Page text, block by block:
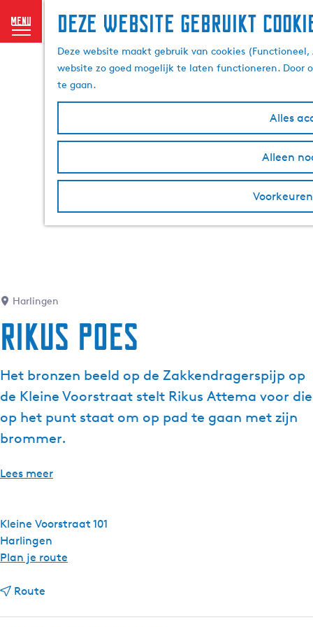
Deze website gebruikt
Deze website maakt gebruik van cookies
website zo goed mogelijk te laten functioneren. Door
te gaan.
Alles
Alleen
menu
a
n
a
d
h
m
e
Rikus Poes
Harlingen
Het bronzen beeld op de Zakkendragerspijp op
de Kleine Voorstraat stelt Rikus Attema voor die
op het punt staat om op pad te gaan met zijn
brommer.
Lees meer
Kleine Voorstraat 101
Harlingen
Plan je route
Route